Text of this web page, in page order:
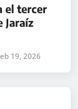
el tercer
Jaraíz
19, 2026